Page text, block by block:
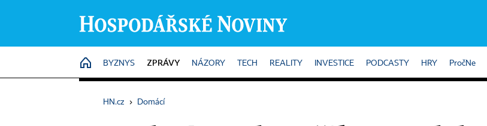
HOME
BYZNYS ZPRÁVY NÁZORY TECH REALITY INVESTICE PODCASTY HRY PročNe
HN.cz › Domácí